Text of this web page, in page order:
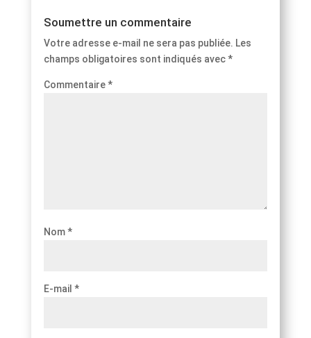
Soumettre un commentaire
Votre adresse e-mail ne sera pas publiée. Les
champs obligatoires sont indiqués avec*
Commentaire*
Nom*
E-mail *